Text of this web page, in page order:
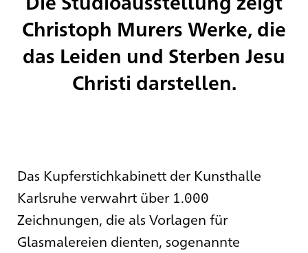
Christoph Murers Werke, die
das Leiden und Sterben Jesu
Christi darstellen.
Das Kupferstichkabinett der Kunsthalle
Karlsruhe verwahrt über 1.000
Zeichnungen, die als Vorlagen für
Glasmalereien dienten, sogenannte